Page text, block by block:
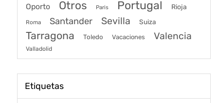
Oporto Otros Paris Portugal Rioja
Roma Santander Sevilla Suiza
Tarragona Toledo Vacaciones Valencia
Valladolid
Etiquetas